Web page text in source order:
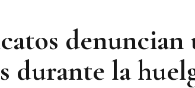
denuncian
durante la